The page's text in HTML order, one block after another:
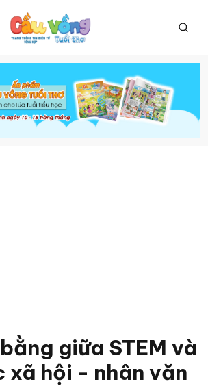
giữa STEM và
xã hội - nhân văn